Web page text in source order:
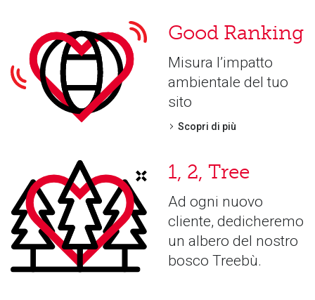
Good Ranking
Misura l’impatto
ambientale del tuo
sito
Scopri di più
1, 2, Tree
Ad ogni nuovo
cliente, dedicheremo
un albero del nostro
bosco Treebù.